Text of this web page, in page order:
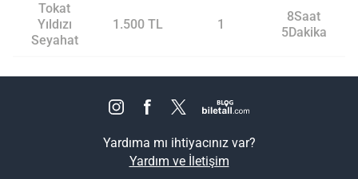
Tokat
Yıldızı
Seyahat
1.500 TL 1
8Saat
5Dakika
Yardıma mı ihtiyacınız var?
Yardım ve İletişim